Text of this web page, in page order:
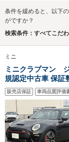
条件を緩めると、以下
がですか？
検索条件：すべてこだ
ミニ
ミニクラブマン
規認定中古車 保
メラ 衝突軽減ブレ
ー アクティブクル
販売店保証 車両品質評価